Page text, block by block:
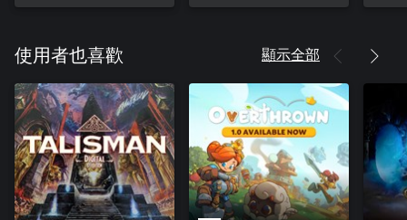
使用者也喜歡 顯示全部